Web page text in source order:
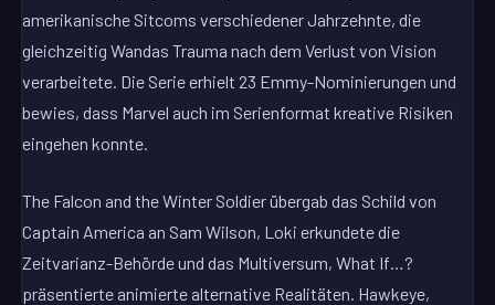
amerikanische Sitcoms verschiedener Jahrzehnte, die
gleichzeitig Wandas Trauma nach dem Verlust von Vision
verarbeitete. Die Serie erhielt 23 Emmy-Nominierungen und
bewies, dass Marvel auch im Serienformat kreative Risiken
eingehen konnte.
The Falcon and the Winter Soldier übergab das Schild von
Captain America an Sam Wilson, Loki erkundete die
Zeitvarianz-Behörde und das Multiversum, What If…?
präsentierte animierte alternative Realitäten. Hawkeye,